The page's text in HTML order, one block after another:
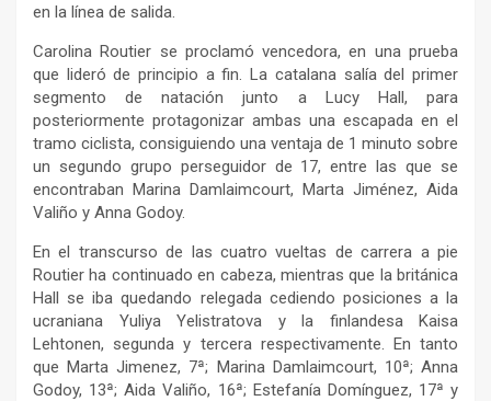
en la línea de salida.
Carolina Routier se proclamó vencedora, en una prueba
que lideró de principio a fin. La catalana salía del primer
segmento de natación junto a Lucy Hall, para
posteriormente protagonizar ambas una escapada en el
tramo ciclista, consiguiendo una ventaja de 1 minuto sobre
un segundo grupo perseguidor de 17, entre las que se
encontraban Marina Damlaimcourt, Marta Jiménez, Aida
Valiño y Anna Godoy.
En el transcurso de las cuatro vueltas de carrera a pie
Routier ha continuado en cabeza, mientras que la británica
Hall se iba quedando relegada cediendo posiciones a la
ucraniana Yuliya Yelistratova y la finlandesa Kaisa
Lehtonen, segunda y tercera respectivamente. En tanto
que Marta Jimenez, 7ª; Marina Damlaimcourt, 10ª; Anna
Godoy, 13ª; Aida Valiño, 16ª; Estefanía Domínguez, 17ª y